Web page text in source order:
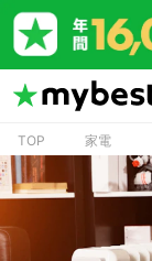
TOP 家電